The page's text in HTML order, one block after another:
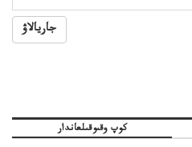
جاريالاۋ
كوپ وقىوقىلعاندار